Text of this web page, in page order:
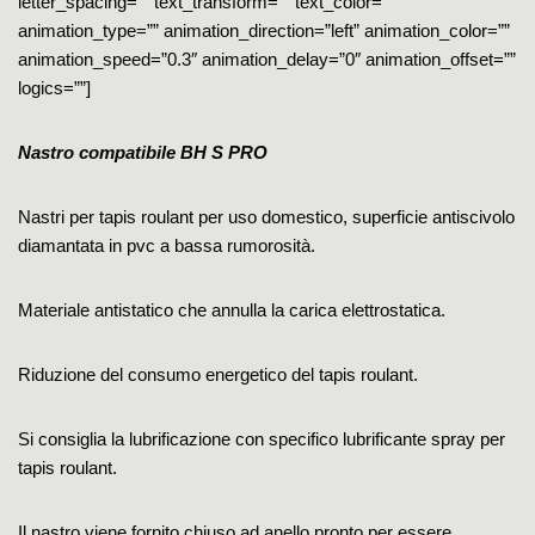
animation_type=”” animation_direction=”left” animation_color=””
animation_speed=”0.3″ animation_delay=”0″ animation_offset=””
logics=””]
Nastro compatibile BH S PRO
Nastri per tapis roulant per uso domestico, superficie antiscivolo
diamantata in pvc a bassa rumorosità.
Materiale antistatico che annulla la carica elettrostatica.
Riduzione del consumo energetico del tapis roulant.
Si consiglia la lubrificazione con specifico lubrificante spray per
tapis roulant.